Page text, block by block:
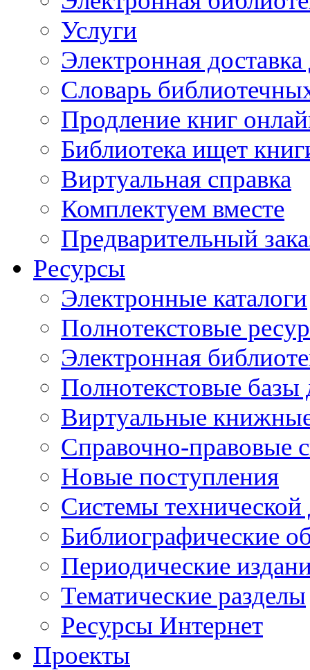
Услуги
Электронная
Словарь
Продление книг
Библиотека ищет
Виртуальная справка
Комплектуем вместе
Предварительный
Ресурсы
Электронные каталоги
Полнотекстовые
Электронная
Полнотекстовые
Виртуальные
Справочно-правовые
Новые поступления
Cистемы
Библиографические
Периодические
Тематические разделы
Ресурсы Интернет
Проекты